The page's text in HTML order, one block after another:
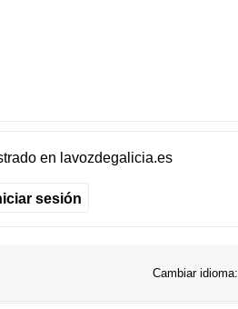
en lavozdegalicia.es
sesión
Cambiar idioma: